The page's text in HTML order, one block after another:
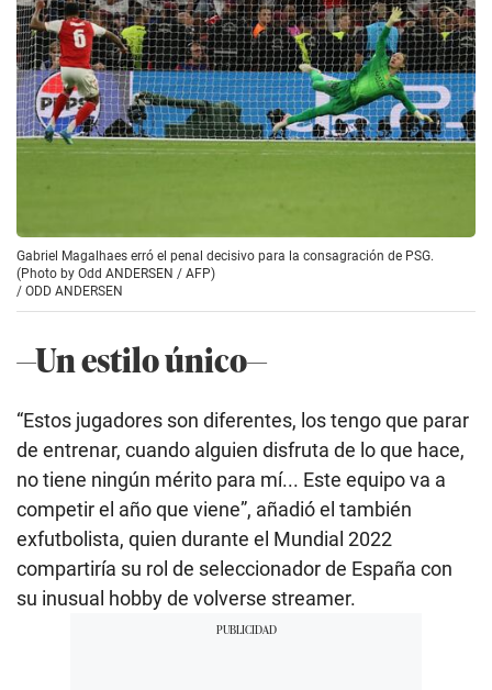
Gabriel Magalhaes erró el penal decisivo para la consagración de PSG.
(Photo by Odd ANDERSEN / AFP)
/ ODD ANDERSEN
—Un estilo único—
“Estos jugadores son diferentes, los tengo que parar
de entrenar, cuando alguien disfruta de lo que hace,
no tiene ningún mérito para mí... Este equipo va a
competir el año que viene”, añadió el también
exfutbolista, quien durante el Mundial 2022
compartiría su rol de seleccionador de España con
su inusual hobby de volverse streamer.